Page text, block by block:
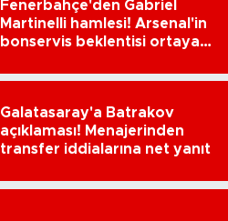
Fenerbahçe'den Gabriel
Martinelli hamlesi! Arsenal'in
bonservis beklentisi ortaya
Galatasaray'a Batrakov
açıklaması! Menajerinden
transfer iddialarına net yanıt